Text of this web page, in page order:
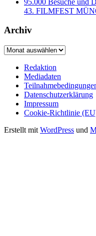
43. FILMFEST
Archiv
Archiv
Redaktion
Mediadaten
Datenschutzerklärung
Impressum
Cookie-Richtlinie
Erstellt mit WordPress und